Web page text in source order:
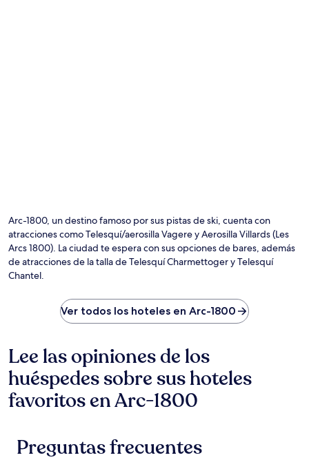
Arc-1800, un destino famoso por sus pistas de ski, cuenta con
atracciones como Telesquí/aerosilla Vagere y Aerosilla Villards (Les
Arcs 1800). La ciudad te espera con sus opciones de bares, además
de atracciones de la talla de Telesquí Charmettoger y Telesquí
Chantel.
Ver todos los hoteles en Arc-1800
Lee las opiniones de los
huéspedes sobre sus hoteles
favoritos en Arc-1800
Preguntas frecuentes